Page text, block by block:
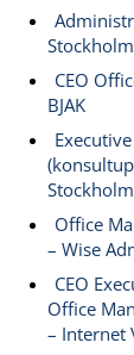
CEO
BJAK
Office
– Wise
CEO
Office
– Internet